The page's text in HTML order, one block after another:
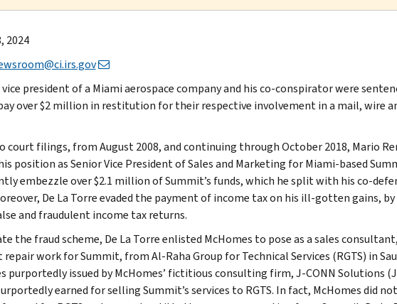
2024
president of a Miami aerospace company and his co-conspirator were
over $2 million in restitution for their respective involvement in a mail, wire
court filings, from August 2008, and continuing through October 2018, Mario
position as Senior Vice President of Sales and Marketing for Miami-based
embezzle over $2.1 million of Summit’s funds, which he split with his co-
De La Torre evaded the payment of income tax on his ill-gotten gains,
and fraudulent income tax returns.
the fraud scheme, De La Torre enlisted McHomes to pose as a sales
work for Summit, from Al-Raha Group for Technical Services (RGTS) in
purportedly issued by McHomes’ fictitious consulting firm, J-CONN Solutions
earned for selling Summit’s services to RGTS. In fact, McHomes did